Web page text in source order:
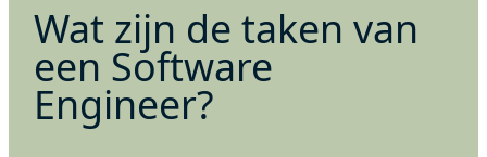
Wat zijn de taken van
een Software
Engineer?